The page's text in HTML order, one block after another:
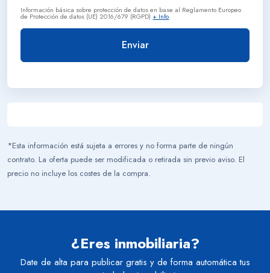
Información básica sobre protección de datos en base al Reglamento Europeo
de Protección de datos (UE) 2016/679 (RGPD)+ Info
*Esta información está sujeta a errores y no forma parte de ningún
contrato. La oferta puede ser modificada o retirada sin previo aviso. El
precio no incluye los costes de la compra.
¿Eres inmobiliaria?
Date de alta para publicar gratis y de forma automática tus